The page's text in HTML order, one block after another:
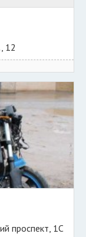
12
проспект, 1С